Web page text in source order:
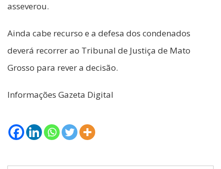
asseverou.
Ainda cabe recurso e a defesa dos condenados
deverá recorrer ao Tribunal de Justiça de Mato
Grosso para rever a decisão.
Informações Gazeta Digital